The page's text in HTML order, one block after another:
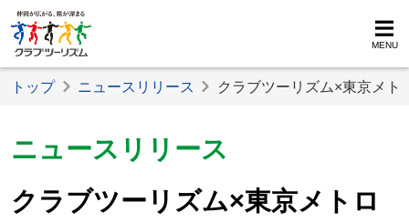
MENU
トップ ニュースリリース クラブツーリズム×東京メト
ニュースリリース
クラブツーリズム×東京メトロ